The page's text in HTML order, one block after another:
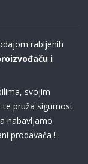
rabljenih
i
svojim
te pruža sigurnost
nabavljamo
prodavača !